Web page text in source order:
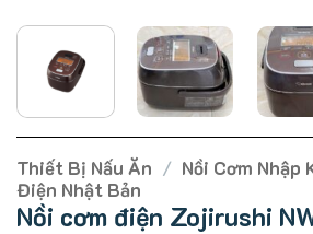
Thiết Bị Nấu Ăn / Nồi Cơm Nhập
Điện Nhật Bản
Nồi cơm điện Zojirushi